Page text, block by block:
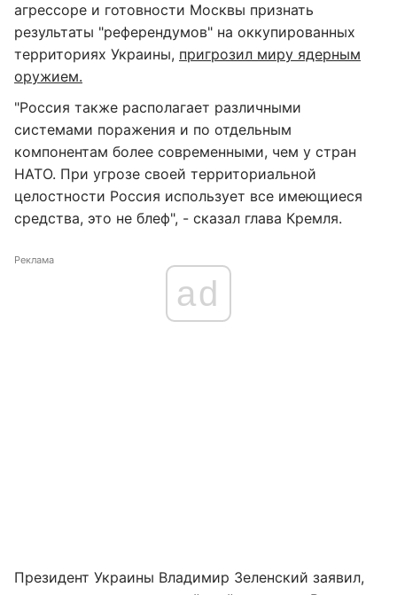
агрессоре и готовности Москвы признать
результаты "референдумов" на оккупированных
территориях Украины, пригрозил миру ядерным
оружием.
"Россия также располагает различными
системами поражения и по отдельным
компонентам более современными, чем у стран
НАТО. При угрозе своей территориальной
целостности Россия использует все имеющиеся
средства, это не блеф", - сказал глава Кремля.
Реклама
ad
Президент Украины Владимир Зеленский заявил,